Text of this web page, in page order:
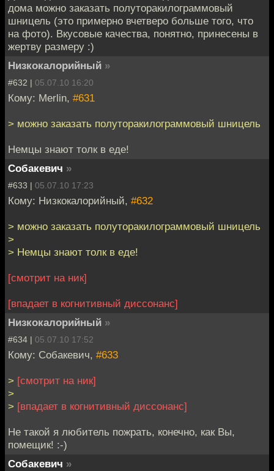
дома можно заказать полуторакилограммовый
шницель (это примерно вчетверо больше того, что
на фото). Вкусовые качества, понятно, принесены в
жертву размеру :)
Низкокалорийный »
#632 | 05.07.10 16:20
Кому: Merlin, #631
> можно заказать полуторакилограммовый шницель
Немцы знают толк в еде!
Собакевич »
#633 | 05.07.10 17:23
Кому: Низкокалорийный, #632
> можно заказать полуторакилограммовый шницель
>
> Немцы знают толк в еде!
[смотрит на ник]
[впадает в когнитивный диссонанс]
Низкокалорийный »
#634 | 05.07.10 17:52
Кому: Собакевич, #633
> [смотрит на ник]
>
> [впадает в когнитивный диссонанс]
Не такой я любитель пожрать, конечно, как Вы,
помещик! :-)
Собакевич »